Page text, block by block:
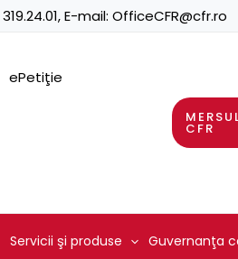
, E-mail: OfficeCFR@cfr.ro
ePetiţie
CFR
Servicii şi produse Guvernanţa